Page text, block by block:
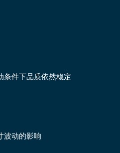
条件下品质依然稳定
波动的影响